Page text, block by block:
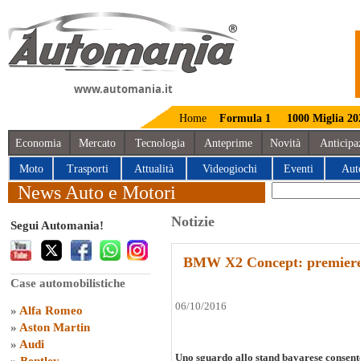
www.automania.it
Home Formula 1 1000 Miglia
Economia Mercato Tecnologia Anteprime Novità
Moto Trasporti Attualità Videogiochi Eventi
News Auto e Motori
Segui Automania!
Case automobilistiche
» Alfa Romeo
» Aston Martin
» Audi
Notizie
BMW X2 Concept:
06/10/2016
Uno sguardo allo stand bavarese